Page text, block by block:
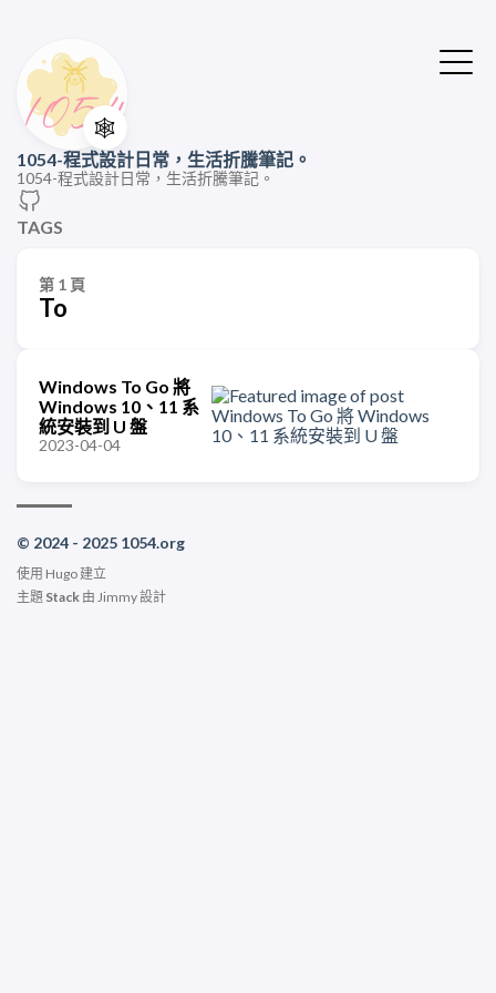
🕸️
1054-程式設計日常，生活折騰筆記。
1054-程式設計日常，生活折騰筆記。
TAGS
第 1 頁
To
Windows To Go 將
Windows 10、11 系
統安裝到 U 盤
2023-04-04
© 2024 - 2025 1054.org
使用 Hugo建立
主題 Stack 由 Jimmy設計